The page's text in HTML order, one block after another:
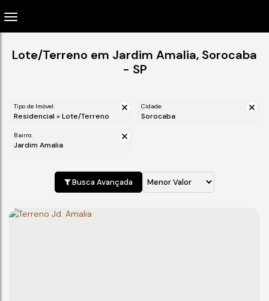
Lote/Terreno em Jardim Amalia, Sorocaba
- SP
Tipo de Imóvel:
Residencial » Lote/Terreno
Cidade:
Sorocaba
Bairro:
Jardim Amalia
Busca Avançada